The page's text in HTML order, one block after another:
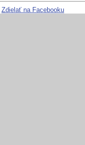
Zdielať na Facebooku